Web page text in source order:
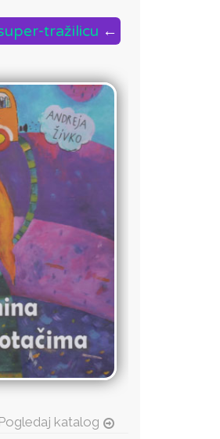
tražilicu ←
Pogledaj katalog